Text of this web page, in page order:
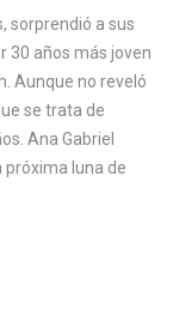
sorprendió a sus
30 años más joven
Aunque no reveló
se trata de
Ana Gabriel
luna de